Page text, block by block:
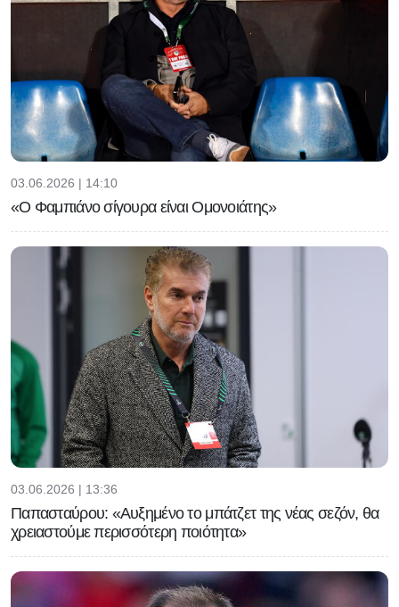
03.06.2026 | 14:10
«Ο Φαμπιάνο σίγουρα είναι Ομονοιάτης»
03.06.2026 | 13:36
Παπασταύρου: «Αυξημένο το μπάτζετ της νέας σεζόν, θα
χρειαστούμε περισσότερη ποιότητα»